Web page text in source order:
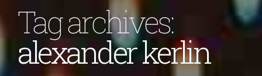
Tag archives:
alexander kerlin